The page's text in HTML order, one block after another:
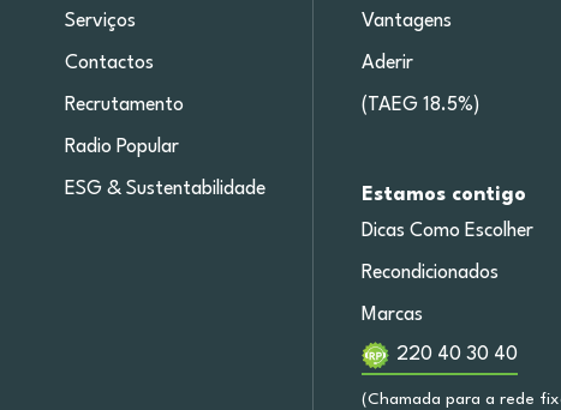
Serviços
Contactos
Recrutamento
Radio Popular
ESG & Sustentabilidade
Vantagens
Aderir
(TAEG 18.5%)
Estamos contigo
Dicas Como Escolher
Recondicionados
Marcas
220 40 30 40
(Chamada para a rede